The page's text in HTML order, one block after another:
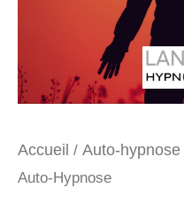
Accueil / Auto-hypnose
Auto-Hypnose